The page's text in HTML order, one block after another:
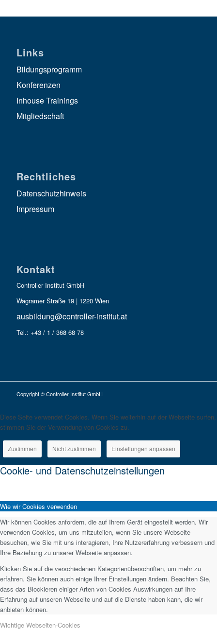
Links
Bildungsprogramm
Konferenzen
Inhouse Trainings
Mitgliedschaft
Rechtliches
Datenschutzhinweis
Impressum
Kontakt
Controller Institut GmbH
Wagramer Straße 19 | 1220 Wien
ausbildung@controller-institut.at
Tel.: +43 / 1 / 368 68 78
Copyright © Controller Institut GmbH
Diese Seite verwendet Cookies. Wenn Sie weiterhin auf der Webseite surfen,
stimmen Sie der Verwendung von Cookies zu.
Zustimmen Nicht zustimmen Einstellungen anpassen
Cookie- und Datenschutzeinstellungen
Wie wir Cookies verwenden
Wir können Cookies anfordern, die auf Ihrem Gerät eingestellt werden. Wir
verwenden Cookies, um uns mitzuteilen, wenn Sie unsere Webseite
besuchen, wie Sie mit uns interagieren, Ihre Nutzererfahrung verbessern und
Ihre Beziehung zu unserer Webseite anpassen.
Klicken Sie auf die verschiedenen Kategorienüberschriften, um mehr zu
erfahren. Sie können auch einige Ihrer Einstellungen ändern. Beachten Sie,
dass das Blockieren einiger Arten von Cookies Auswirkungen auf Ihre
Erfahrung auf unseren Webseite und auf die Dienste haben kann, die wir
anbieten können.
Wichtige Webseiten-Cookies